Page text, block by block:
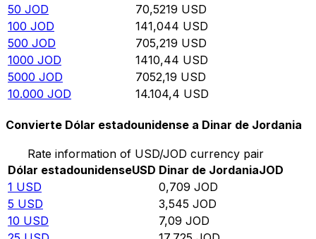
50 JOD 70,5219 USD
100 JOD 141,044 USD
500 JOD 705,219 USD
1000 JOD 1410,44 USD
5000 JOD 7052,19 USD
10.000 JOD 14.104,4 USD
Convierte Dólar estadounidense a Dinar de Jordania
Rate information of USD/JOD currency pair
Dólar estadounidenseUSD Dinar de JordaniaJOD
1 USD 0,709 JOD
5 USD 3,545 JOD
10 USD 7,09 JOD